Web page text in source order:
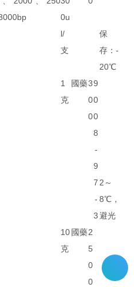
、3000bp
0u
l/
支
保
存：-
20℃
1
克
國藥3
0
0
9
0
0
8
-
9
7
-
3
2～
8℃，
避光
10
克
國藥2
5
0
0